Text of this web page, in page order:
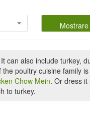
can also include turkey,
poultry cuisine family
Chow Mein. Or dress
to turkey.